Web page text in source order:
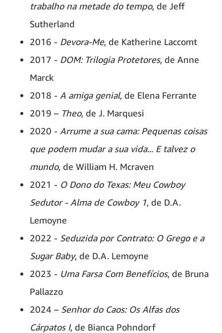
trabalho na metade do tempo, de Jeff
Sutherland
2016 - Devora-Me, de Katherine Laccomt
2017 - DOM: Trilogia Protetores, de Anne
Marck
2018 - A amiga genial, de Elena Ferrante
2019 – Theo, de J. Marquesi
2020 - Arrume a sua cama: Pequenas coisas
que podem mudar a sua vida... E talvez o
mundo, de William H. Mcraven
2021 - O Dono do Texas: Meu Cowboy
Sedutor - Alma de Cowboy 1, de D.A.
Lemoyne
2022 - Seduzida por Contrato: O Grego e a
Sugar Baby, de D.A. Lemoyne
2023 - Uma Farsa Com Benefícios, de Bruna
Pallazzo
2024 – Senhor do Caos: Os Alfas dos
Cárpatos I, de Bianca Pohndorf